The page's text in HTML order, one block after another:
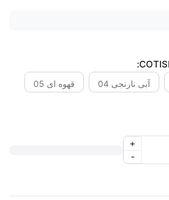
آبی نارنجی 04 قهوه ای 05
-
+